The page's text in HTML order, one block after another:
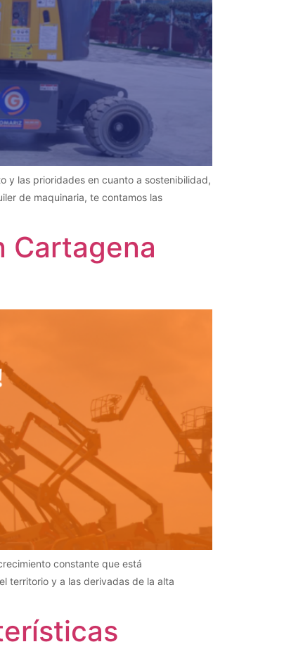
y las prioridades en cuanto a sostenibilidad,
de maquinaria, te contamos las
Cartagena
constante que está
territorio y a las derivadas de la alta